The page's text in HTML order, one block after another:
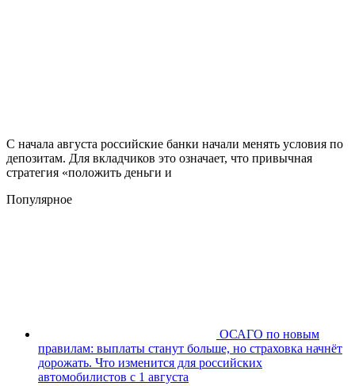
С начала августа российские банки начали менять условия по
депозитам. Для вкладчиков это означает, что привычная
стратегия «положить деньги и
Популярное
ОСАГО по новым
правилам: выплаты станут больше, но страховка начнёт
дорожать. Что изменится для российских
автомобилистов с 1 августа